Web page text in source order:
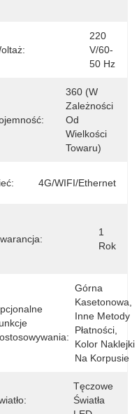
220
V/60-
50 Hz
360 (w
Zależności
Od
Wielkości
Towaru)
4G/WIFI/Ethernet
1
Rok
Górna
Kasetonowa,
Inne Metody
Płatności,
Kolor Naklejki
Na Korpusie
Tęczowe
Światła